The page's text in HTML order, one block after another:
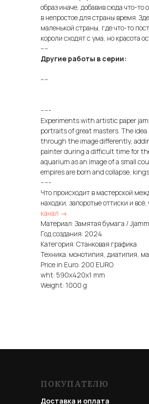
образ иначе, добавив сюда что-
в непростое для страны время.
маленькой страны, где что-то
короли сходят с ума, но красота
----
Другие работы в серии:
----
-----
Experiments with artistic paper
portraits of great masters. The
through the image differently,
painter during a difficult time for
aquarium as an image of a small
empires are born and collapse,
-----
Что происходит в мастерской
находки, запоротые оттиски и
канал →
Материал: Замятая бумага /
Год создания: 2024
Категория: Станковая графика
Техника: монотипия, диатипия,
Price in Euro: 200 EURO
wht: 590x420x1 mm
Weight: 1000 g
ПОКУПАТЕЛЮ
Доставка и оплата